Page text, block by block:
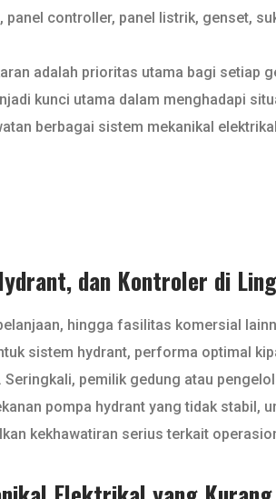
controller, panel listrik, genset,
adalah prioritas utama bagi setiap
kunci utama dalam menghadapi
berbagai sistem mekanikal
dan Kontroler di
hingga fasilitas komersial
sistem hydrant, performa optimal
pemilik gedung atau
pompa hydrant yang tidak
kekhawatiran serius terkait